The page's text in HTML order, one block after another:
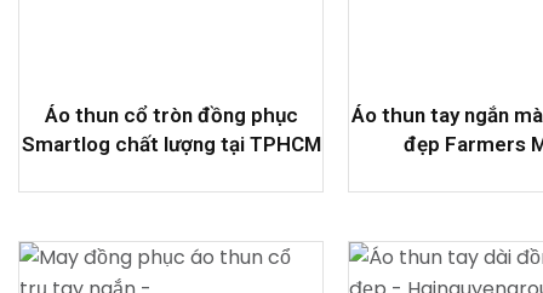
Áo thun cổ tròn đồng phục
Smartlog chất lượng tại TPHCM
Áo thun tay ngắn
đẹp Farmers